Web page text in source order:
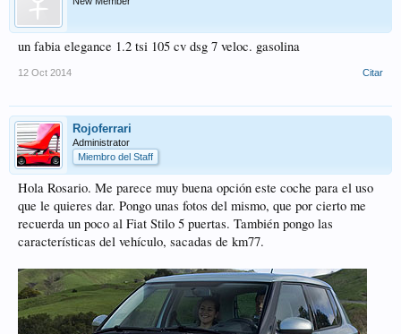
un fabia elegance 1.2 tsi 105 cv dsg 7 veloc. gasolina
12 Oct 2014 Citar
Rojoferrari
Administrator
Miembro del Staff
Hola Rosario. Me parece muy buena opción este coche para el uso
que le quieres dar. Pongo unas fotos del mismo, que por cierto me
recuerda un poco al Fiat Stilo 5 puertas. También pongo las
características del vehículo, sacadas de km77.